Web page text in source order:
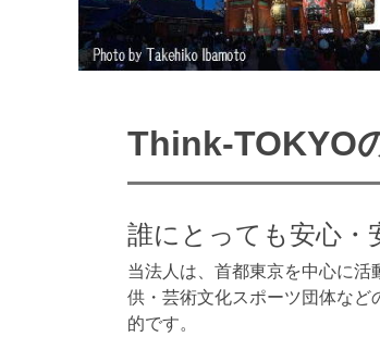
Think-TOKYO
誰にとっても安心・
当法人は、首都東京を中心に
供・芸術文化スポーツ団体など
的です。